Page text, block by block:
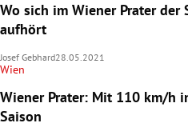
Wo sich im Wiener Prater der
aufhört
Josef Gebhard28.05.2021
Wien
Wiener Prater: Mit 110 km/h
Saison